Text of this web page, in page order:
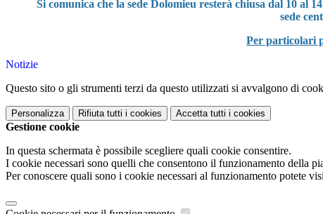
Si comunica che la sede Dolomieu resterà chiusa dal 10 al
sede
Per particolari
Notizie
Questo sito o gli strumenti terzi da questo utilizzati si avvalgono di
Personalizza Rifiuta tutti i cookies Accetta tutti i cookies
Gestione cookie
In questa schermata è possibile scegliere quali cookie consentire.
I cookie necessari sono quelli che consentono il funzionamento della
Per conoscere quali sono i cookie necessari al funzionamento potete